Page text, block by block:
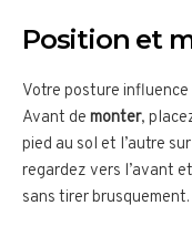
Position et
Votre posture influence
Avant de monter,
pied au sol et l’autre
regardez vers l’avant
sans tirer brusquement.